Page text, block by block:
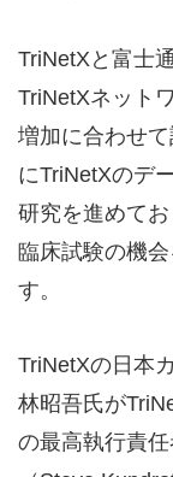
TriNetXと富士
TriNetXネット
増加に合わせ
にTriNetXのデ
研究を進めて
臨床試験の機
す。
TriNetXの日本
林昭吾氏が
の最高執行責